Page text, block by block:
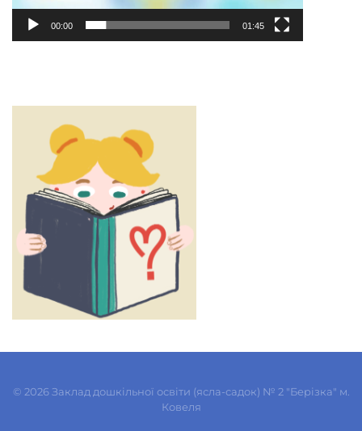
00:00 01:45
© 2026Заклад дошкільної освіти (ясла-садок) № 2 "Берізка" м.
Ковеля